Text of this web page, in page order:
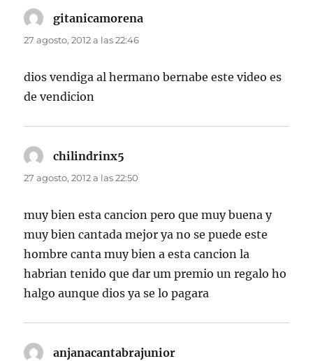
gitanicamorena
27 agosto, 2012 a las 22:46
dios vendiga al hermano bernabe este video es
de vendicion
chilindrinx5
27 agosto, 2012 a las 22:50
muy bien esta cancion pero que muy buena y
muy bien cantada mejor ya no se puede este
hombre canta muy bien a esta cancion la
habrian tenido que dar um premio un regalo ho
halgo aunque dios ya se lo pagara
anjanacantabrajunior